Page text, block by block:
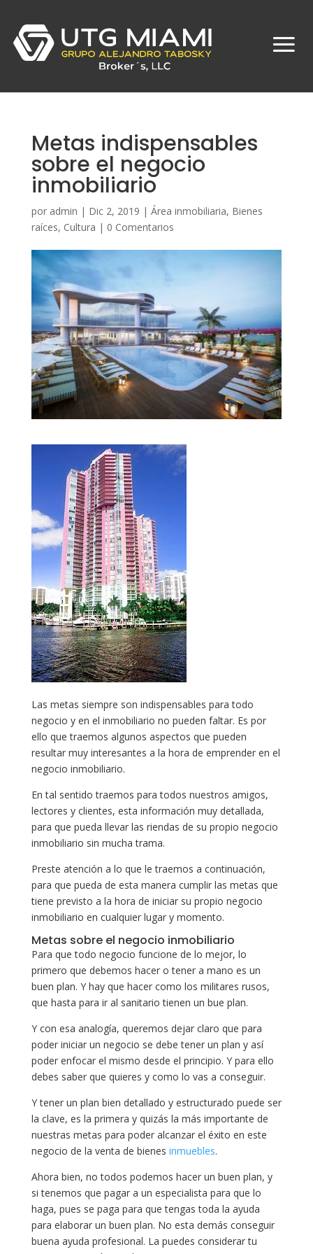
Metas indispensables
sobre el negocio
inmobiliario
por admin | Dic 2, 2019 | Área inmobiliaria, Bienes
raíces, Cultura | 0 Comentarios
Las metas siempre son indispensables para todo
negocio y en el inmobiliario no pueden faltar. Es por
ello que traemos algunos aspectos que pueden
resultar muy interesantes a la hora de emprender en el
negocio inmobiliario.
En tal sentido traemos para todos nuestros amigos,
lectores y clientes, esta información muy detallada,
para que pueda llevar las riendas de su propio negocio
inmobiliario sin mucha trama.
Preste atención a lo que le traemos a continuación,
para que pueda de esta manera cumplir las metas que
tiene previsto a la hora de iniciar su propio negocio
inmobiliario en cualquier lugar y momento.
Metas sobre el negocio inmobiliario
Para que todo negocio funcione de lo mejor, lo
primero que debemos hacer o tener a mano es un
buen plan. Y hay que hacer como los militares rusos,
que hasta para ir al sanitario tienen un bue plan.
Y con esa analogía, queremos dejar claro que para
poder iniciar un negocio se debe tener un plan y así
poder enfocar el mismo desde el principio. Y para ello
debes saber que quieres y como lo vas a conseguir.
Y tener un plan bien detallado y estructurado puede ser
la clave, es la primera y quizás la más importante de
nuestras metas para poder alcanzar el éxito en este
negocio de la venta de bienes inmuebles.
Ahora bien, no todos podemos hacer un buen plan, y
si tenemos que pagar a un especialista para que lo
haga, pues se paga para que tengas toda la ayuda
para elaborar un buen plan. No esta demás conseguir
buena ayuda profesional. La puedes considerar tu